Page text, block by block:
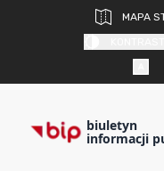
MAPA
biuletyn
informacji